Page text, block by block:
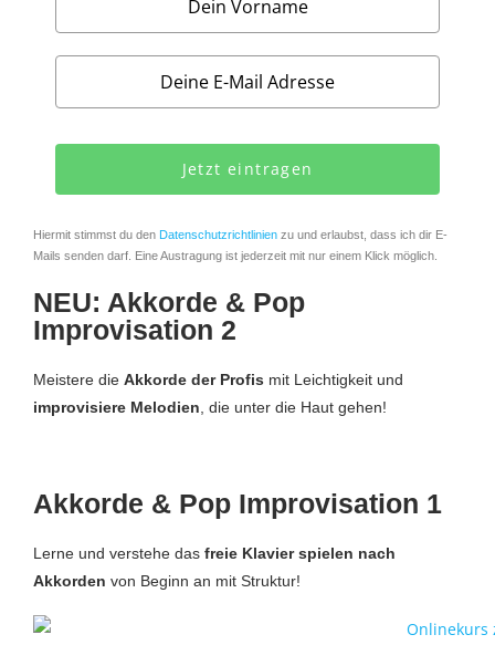
Jetzt eintragen
Hiermit stimmst du den Datenschutzrichtlinien zu und erlaubst, dass ich dir E-
Mails senden darf. Eine Austragung ist jederzeit mit nur einem Klick möglich.
NEU: Akkorde & Pop
Improvisation 2
Meistere die Akkorde der Profis mit Leichtigkeit und
improvisiere Melodien , die unter die Haut gehen!
Akkorde & Pop Improvisation 1
Lerne und verstehe das freie Klavier spielen nach
Akkorden von Beginn an mit Struktur!